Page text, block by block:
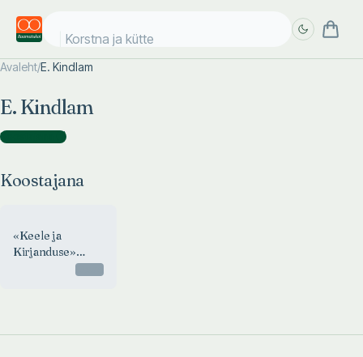
Korstna ja küttek
Avaleht/E. Kindlam
E. Kindlam
Koostajana )
Koostajana
«Keele ja
Kirjanduse»
koondregistrid